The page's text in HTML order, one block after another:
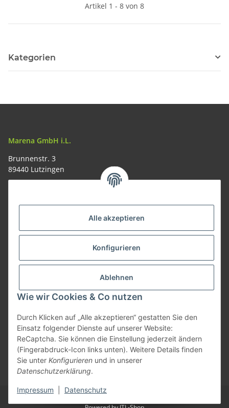
Alle akzeptieren
Konfigurieren
Ablehnen
Wie wir Cookies & Co nutzen
Durch Klicken auf „Alle akzeptieren“ gestatten Sie den
Einsatz folgender Dienste auf unserer Website:
ReCaptcha. Sie können die Einstellung jederzeit ändern
(Fingerabdruck-Icon links unten). Weitere Details finden
Sie unter Konfigurieren und in unserer
Datenschutzerklärung.
Impressum Datenschutz
Artikel 1 - 8 von 8
Kategorien
Marena GmbH i.L.
Brunnenstr. 3
89440 Lutzingen
Vertrag widerrufen
* Alle Preise inkl. gesetzlicher USt., zzgl.Versand